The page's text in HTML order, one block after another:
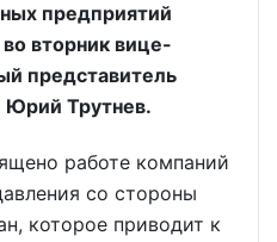
предприятий
вторник вице-
представитель
Трутнев.
работе компаний
со стороны
которое приводит к